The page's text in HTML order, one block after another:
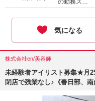
の勤務ス…
気になる
株式会社en/美容師
未経験者アイリスト募集★月
閉店で残業なし♪《春日部、南